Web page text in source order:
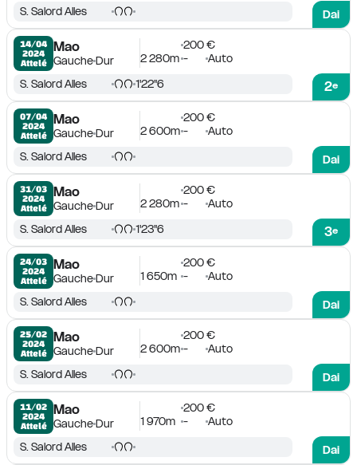
Dai
S. Salord Alles
14/04
2024
Attelé
Mao
GaucheDur
200 €
2 280m - Auto
2e
S. Salord Alles 1'22''6
07/04
2024
Attelé
Mao
GaucheDur
200 €
2 600m -
Auto
Dai
S. Salord Alles
31/03
2024
Attelé
Mao
GaucheDur
200 €
2 280m - Auto
3e
S. Salord Alles 1'23''6
24/03
2024
Attelé
Mao
GaucheDur
200 €
1 650m -
Auto
Dai
S. Salord Alles
25/02
2024
Attelé
Mao
GaucheDur
200 €
2 600m -
Auto
Dai
S. Salord Alles
11/02
2024
Attelé
Mao
GaucheDur
200 €
1 970m -
Auto
Dai
S. Salord Alles